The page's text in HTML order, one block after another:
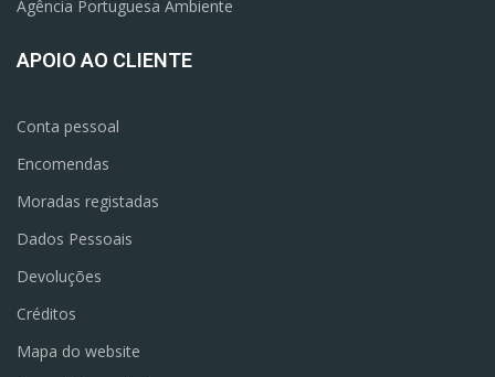
Agência Portuguesa Ambiente
APOIO AO CLIENTE
Conta pessoal
Encomendas
Moradas registadas
Dados Pessoais
Devoluções
Créditos
Mapa do website